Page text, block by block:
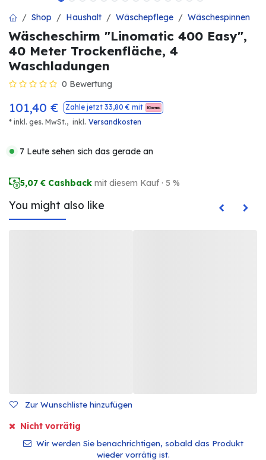
Shop Haushalt Wäschepflege Wäschespinnen
Wäscheschirm "Linomatic 400 Easy",
40 Meter Trockenfläche, 4
Waschladungen
0 Bewertung
101,40 € Zahle jetzt 33,80 € mit
* inkl. ges. MwSt., inkl. Versandkosten
7 Leute sehen sich das gerade an
5,07 € Cashback mit diesem Kauf · 5 %
You might also like
Zur Wunschliste hinzufügen
Nicht vorrätig
Wir werden Sie benachrichtigen, sobald das Produkt
wieder vorrätig ist.